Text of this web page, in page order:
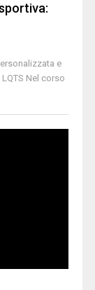
e
Nel corso